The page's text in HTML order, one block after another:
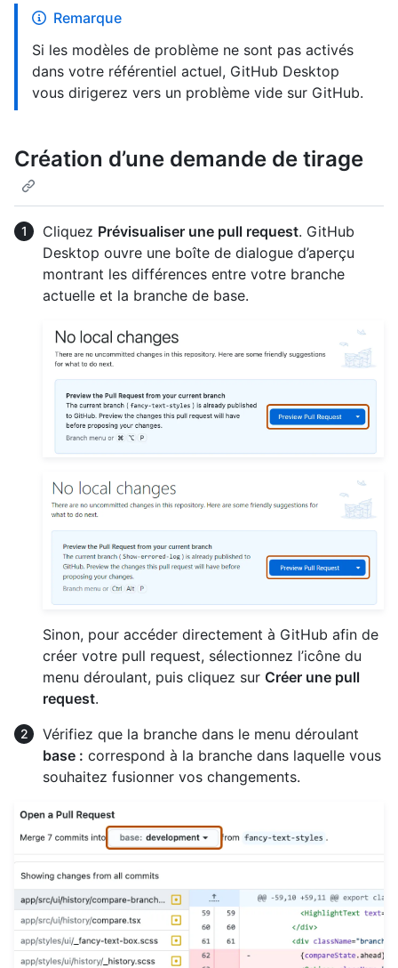
Remarque
Si les modèles de problème ne sont pas activés
dans votre référentiel actuel, GitHub Desktop
vous dirigerez vers un problème vide sur GitHub.
Création d’une demande de tirage
Cliquez Prévisualiser une pull request. GitHub
Desktop ouvre une boîte de dialogue d’aperçu
montrant les différences entre votre branche
actuelle et la branche de base.
Sinon, pour accéder directement à GitHub afin de
créer votre pull request, sélectionnez l’icône du
menu déroulant, puis cliquez sur Créer une pull
request.
Vérifiez que la branche dans le menu déroulant
base : correspond à la branche dans laquelle vous
souhaitez fusionner vos changements.